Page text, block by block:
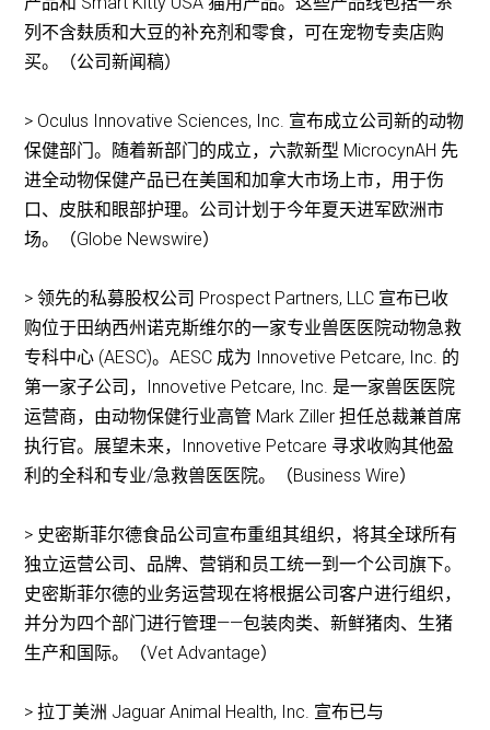
列不含麸质和大豆的补充剂和零食，可在宠物专卖店购
买。（公司新闻稿）
> Oculus Innovative Sciences, Inc. 宣布成立公司新的动物
保健部门。随着新部门的成立，六款新型 MicrocynAH 先
进全动物保健产品已在美国和加拿大市场上市，用于伤
口、皮肤和眼部护理。公司计划于今年夏天进军欧洲市
场。（Globe Newswire）
> 领先的私募股权公司 Prospect Partners, LLC 宣布已收
购位于田纳西州诺克斯维尔的一家专业兽医医院动物急救
专科中心 (AESC)。AESC 成为 Innovetive Petcare, Inc. 的
第一家子公司，Innovetive Petcare, Inc. 是一家兽医医院
运营商，由动物保健行业高管 Mark Ziller 担任总裁兼首席
执行官。展望未来，Innovetive Petcare 寻求收购其他盈
利的全科和专业/急救兽医医院。（Business Wire）
> 史密斯菲尔德食品公司宣布重组其组织，将其全球所有
独立运营公司、品牌、营销和员工统一到一个公司旗下。
史密斯菲尔德的业务运营现在将根据公司客户进行组织，
并分为四个部门进行管理——包装肉类、新鲜猪肉、生猪
生产和国际。（Vet Advantage）
> 拉丁美洲 Jaguar Animal Health, Inc. 宣布已与